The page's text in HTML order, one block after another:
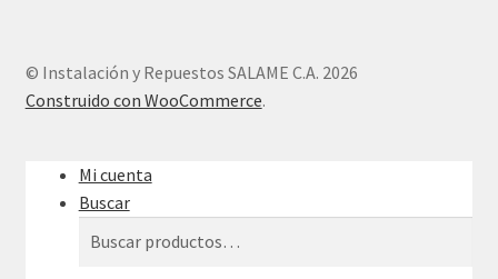
© Instalación y Repuestos SALAME C.A. 2026
Construido con WooCommerce.
Mi cuenta
Buscar